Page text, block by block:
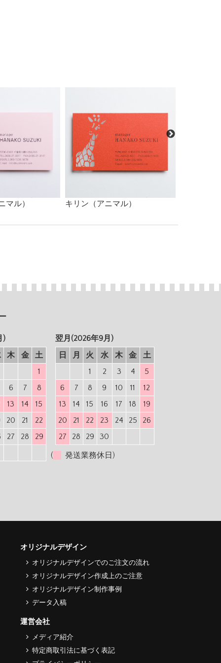
マル） キリン（アニマル）
)
木 金
土
1
6 7
8
13 14
15
20 21
22
27 28
29
翌月(2026年9月)
日
月 火 水 木 金
土
1
2 3 4
5
6
7 8 9 10 11
12
13
14 15 16 17 18
19
20
21 22 23 24 25
26
27
28 29 30
( 発送業務休日)
オリジナルデザイン
オリジナルデザインでのご注文の流れ
オリジナルデザイン作成上のご注意
オリジナルデザイン制作事例
データ入稿
運営会社
メディア紹介
特定商取引法に基づく表記